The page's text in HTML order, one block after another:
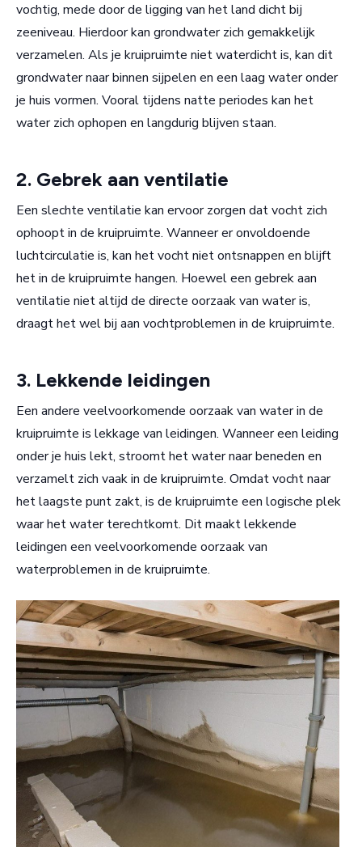
vochtig, mede door de ligging van het land dicht bij
zeeniveau. Hierdoor kan grondwater zich gemakkelijk
verzamelen. Als je kruipruimte niet waterdicht is, kan dit
grondwater naar binnen sijpelen en een laag water onder
je huis vormen. Vooral tijdens natte periodes kan het
water zich ophopen en langdurig blijven staan.
2. Gebrek aan ventilatie
Een slechte ventilatie kan ervoor zorgen dat vocht zich
ophoopt in de kruipruimte. Wanneer er onvoldoende
luchtcirculatie is, kan het vocht niet ontsnappen en blijft
het in de kruipruimte hangen. Hoewel een gebrek aan
ventilatie niet altijd de directe oorzaak van water is,
draagt het wel bij aan vochtproblemen in de kruipruimte.
3. Lekkende leidingen
Een andere veelvoorkomende oorzaak van water in de
kruipruimte is lekkage van leidingen. Wanneer een leiding
onder je huis lekt, stroomt het water naar beneden en
verzamelt zich vaak in de kruipruimte. Omdat vocht naar
het laagste punt zakt, is de kruipruimte een logische plek
waar het water terechtkomt. Dit maakt lekkende
leidingen een veelvoorkomende oorzaak van
waterproblemen in de kruipruimte.